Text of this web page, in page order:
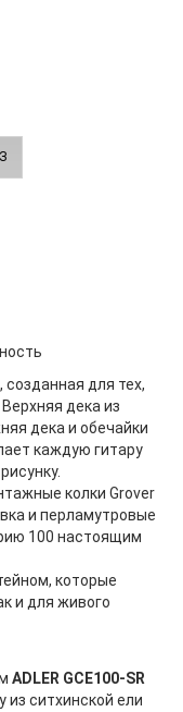
для тех,
дека из
дека и обечайки
каждую гитару
колки Grover
и перламутровые
100 настоящим
которые
и для живого
ADLER GCE100-SR
ситхинской ели